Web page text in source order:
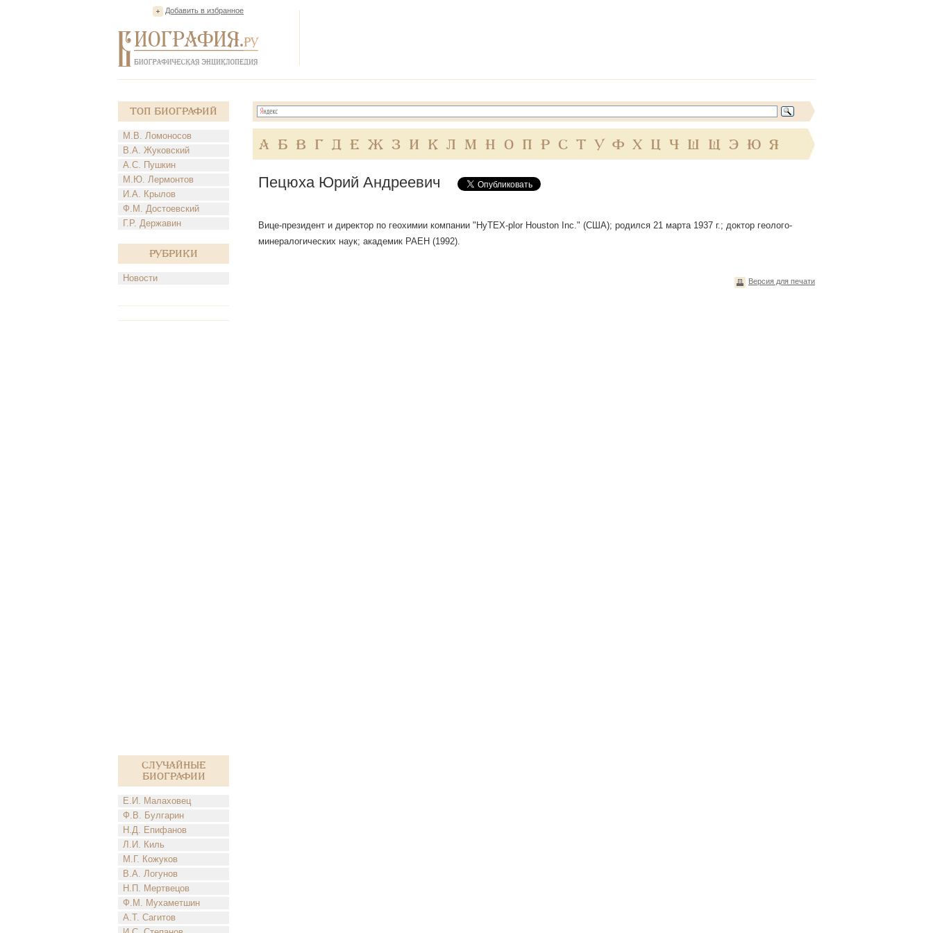
Добавить в избранное
Топ Биографий
М.В. Ломоносов
В.А. Жуковский
А.С. Пушкин
М.Ю. Лермонтов
И.А. Крылов
Ф.М. Достоевский
Г.Р. Державин
Рубрики
Новости
Случайные
биографии
Е.И. Малаховец
Ф.В. Булгарин
Н.Д. Епифанов
Л.И. Киль
М.Г. Кожуков
В.А. Логунов
Н.П. Мертвецов
Ф.М. Мухаметшин
А.Т. Сагитов
А Б В Г Д Е Ж З И К Л М Н О П Р С Т У Ф Х Ц Ч Ш Щ Э Ю Я
Пецюха Юрий Андреевич
Вице-президент и директор по геохимии компании "НуТЕХ-рlоr Ноustоn Inс." (США); родился 21 марта 1937 г.; доктор геолого-
минералогических наук; академик РАЕН (1992).
Версия для печати